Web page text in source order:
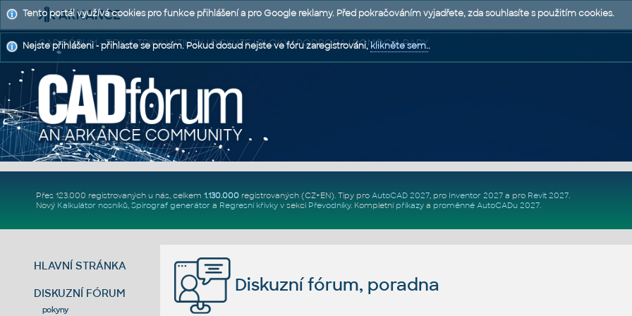
CAD FÓRUM - TIPY A TRIKY | UTILITY | DISKUZE | BLOKY | PODPORA | POMOC A RADY
Přes 123.000 registrovaných u nás, celkem 1.130.000registrovaných (CZ+EN). Tipy pro AutoCAD 2027, pro Inventor 2027a pro Revit 2027.
Nový Kalkulátor nosníků, Spirograf generátor a Regresní křivkyv sekci Převodníky. Kompletní příkazya proměnné AutoCADu 2027.
HLAVNÍ STRÁNKA
DISKUZNÍ FÓRUM
pokyny
Diskuzní fórum, poradna
Tento portál využívá cookies pro funkce přihlášení a pro Google reklamy. Před pokračováním vyjadřete, zda souhlasíte s použitím cookies.
Nejste přihlášeni - přihlaste se prosím. Pokud dosud nejste ve fóru zaregistrováni,klikněte sem..